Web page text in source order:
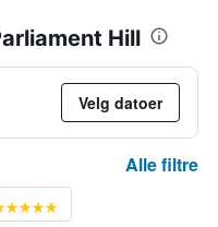
Hill
Velg datoer
Alle filtre